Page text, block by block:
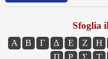
Sfoglia
Α Β Γ Δ Ε Ζ Η